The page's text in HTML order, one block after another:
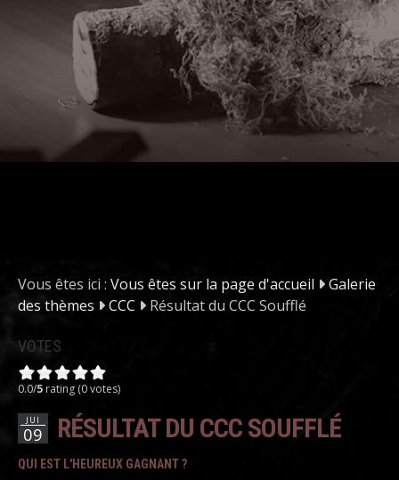
Vous êtes ici : Vous êtes sur la page d'accueil
Galerie
des thèmes
CCC Résultat du CCC Soufflé
VOTES
0.0/5 rating (0 votes)
JUI
09 RÉSULTAT DU CCC SOUFFLÉ
QUI EST L'HEUREUX GAGNANT ?